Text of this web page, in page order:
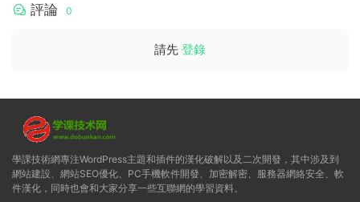
評論 0
請先 登錄
學課技術網專注WordPress主題和插件的漢化破解以及二次開發，其中涉及到
網站建設、網站SEO優化、PC手機軟件開發、加密解密、服務器網絡安全、軟
件漢化，同時也會和大家分享一些互聯網的學習資料。